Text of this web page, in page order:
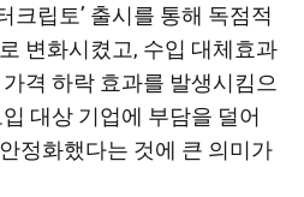
크립토’ 출시를 통해 독점적
변화시켰고, 수입 대체효과
격 하락 효과를 발생시킴으
대상 기업에 부담을 덜어
정화했다는 것에 큰 의미가